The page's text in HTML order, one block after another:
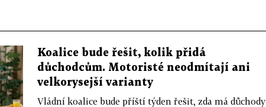
Koalice bude řešit, kolik přidá
důchodcům. Motoristé neodmítají ani
velkorysejší varianty
Vládní koalice bude příští týden řešit, zda má důchody